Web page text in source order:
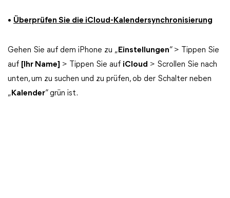
• Überprüfen Sie die iCloud-Kalendersynchronisierung
Gehen Sie auf dem iPhone zu „ Einstellungen“ > Tippen Sie
auf [Ihr Name] > Tippen Sie auf iCloud > Scrollen Sie nach
unten, um zu suchen und zu prüfen, ob der Schalter neben
„ Kalender“ grün ist.